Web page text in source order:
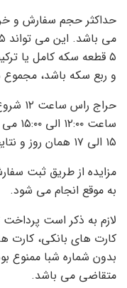
۵ قطعه سکه کامل یا
و ربع سکه باشد، مجموع هر سه نباید
حراج
۱۵ الی ۱۷ همان روز و نتایج مزایده ساعت ۱۷ اعلام می شود.
مزایده از طریق ثبت
به موقع انجام می شود.
لازم به ذکر است پرداخت
کارت های بانکی، کارت
بدون شماره شبا ممنوع
متقاضی می باشد.